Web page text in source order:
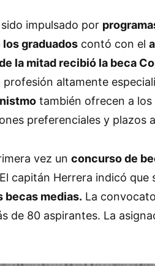
impulsado por
los graduados contó con el
la mitad recibió la beca
altamente
también ofrecen a los
preferenciales y plazos
vez un concurso de
capitán Herrera indicó que
becas medias. La
de 80 aspirantes. La